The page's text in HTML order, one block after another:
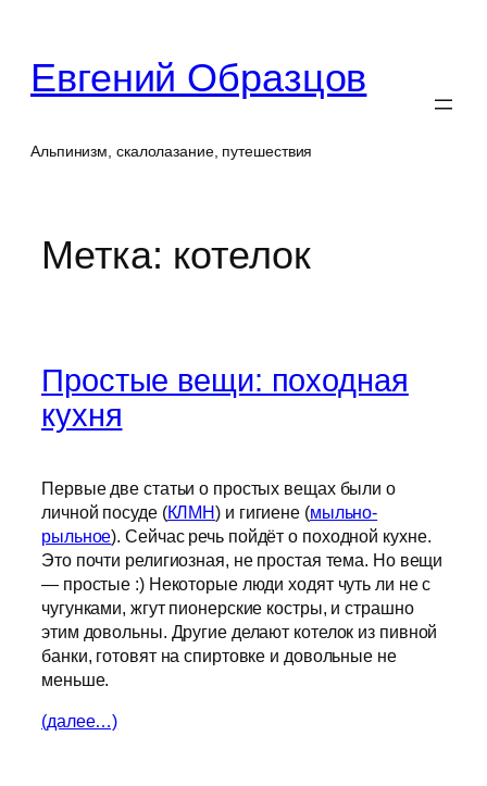
содержимому
Евгений Образцов
Альпинизм, скалолазание, путешествия
Метка: котелок
Простые вещи: походная
кухня
Первые две статьи о простых вещах были о
личной посуде (КЛМН) и гигиене (мыльно-
рыльное). Сейчас речь пойдёт о походной кухне.
Это почти религиозная, не простая тема. Но вещи
— простые :) Некоторые люди ходят чуть ли не с
чугунками, жгут пионерские костры, и страшно
этим довольны. Другие делают котелок из пивной
банки, готовят на спиртовке и довольные не
меньше.
(далее…)